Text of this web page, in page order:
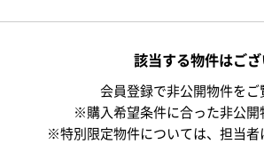
該当する物件はござ
会員登録で非公開物件をご
※購入希望条件に合った非公開
※特別限定物件については、担当者